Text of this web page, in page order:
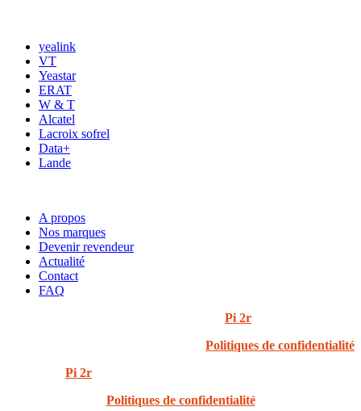
yealink
VT
Yeastar
ERAT
W & T
Alcatel
Lacroix sofrel
Data+
Lande
A propos
Nos marques
Devenir revendeur
Actualité
Contact
FAQ
Pi 2r
Politiques de confidentialité
Pi 2r
Politiques de confidentialité